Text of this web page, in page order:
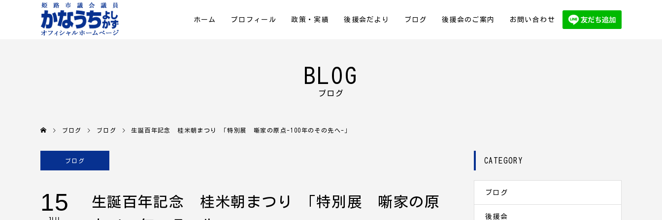
ホーム プロフィール 政策・実績 後援会だより ブログ 後援会のご案内 お問い合わせ
BLOG
ブログ
ブログ ブログ 生誕百年記念 桂米朝まつり 「特別展 噺家の原点-100年のその先へ-」
ブログ
15
生誕百年記念 桂米朝まつり 「特別展 噺家の原
CATEGORY
ブログ
後援会